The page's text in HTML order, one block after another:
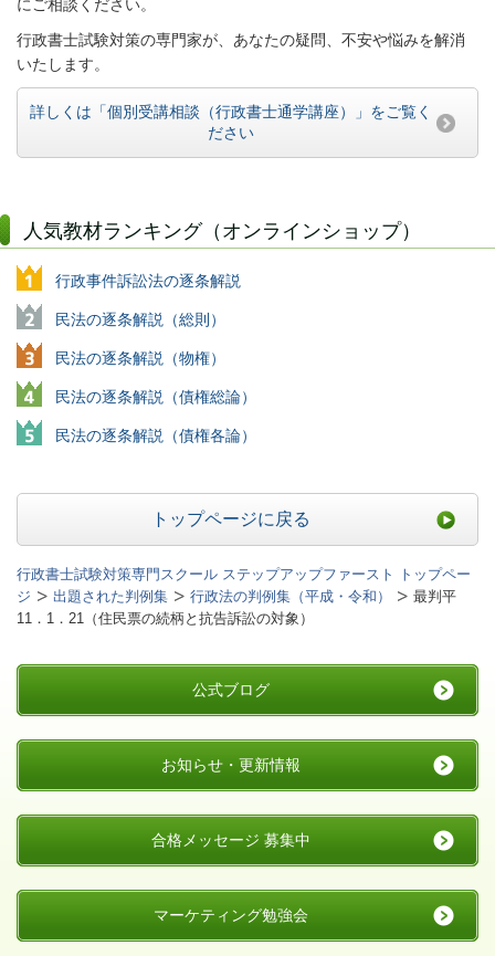
にご相談ください。
行政書士試験対策の専門家が、あなたの疑問、不安や悩みを解消
いたします。
詳しくは「個別受講相談（行政書士通学講座）」をご覧く
ださい
人気教材ランキング（オンラインショップ）
行政事件訴訟法の逐条解説
民法の逐条解説（総則）
民法の逐条解説（物権）
民法の逐条解説（債権総論）
民法の逐条解説（債権各論）
トップページに戻る
行政書士試験対策専門スクール ステップアップファースト トップペー
ジ
出題された判例集 行政法の判例集（平成・令和）
最判平
11．1．21（住民票の続柄と抗告訴訟の対象）
公式ブログ
お知らせ・更新情報
合格メッセージ 募集中
マーケティング勉強会